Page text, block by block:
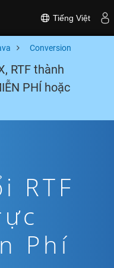
Tiếng Việt
Conversion
RTF thành
PHÍ hoặc
RTF
Phí